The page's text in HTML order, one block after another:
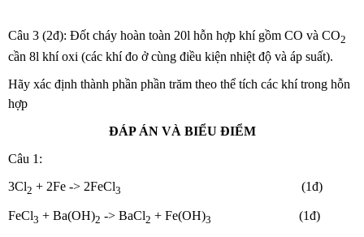
Câu 3 (2đ): Đốt cháy hoàn toàn 20l hỗn hợp khí gồm CO và CO2
cần 8l khí oxi (các khí đo ở cùng điều kiện nhiệt độ và áp suất).
Hãy xác định thành phần phần trăm theo thể tích các khí trong hỗn
hợp
ĐÁP ÁN VÀ BIỂU ĐIỂM
Câu 1:
3Cl2 + 2Fe -> 2FeCl3 (1đ)
FeCl3 + Ba(OH)2 -> BaCl2 + Fe(OH)3 (1đ)